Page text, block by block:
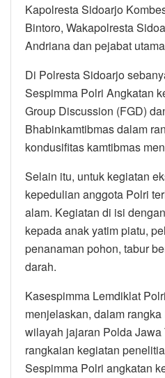
Kapolresta Sidoarjo
Bintoro, Wakapolresta
Andriana dan pejabat
Di Polresta Sidoarjo
Sespimma Polri Angkatan
Group Discussion (FGD)
Bhabinkamtibmas dalam
kondusifitas kamtibmas
Selain itu, untuk kegiatan
kepedulian anggota Polri
alam. Kegiatan di isi
kepada anak yatim piatu,
penanaman pohon, tabur
darah.
Kasespimma Lemdiklat
menjelaskan, dalam
wilayah jajaran Polda
rangkaian kegiatan
Sespimma Polri angkatan